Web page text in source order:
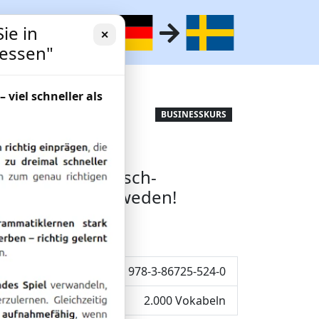
BUSINESSKURS
den Schwedisch-
in Schweden!
ISBN: 978-3-86725-524-0
2.000 Vokabeln
in
✕
viel schneller als